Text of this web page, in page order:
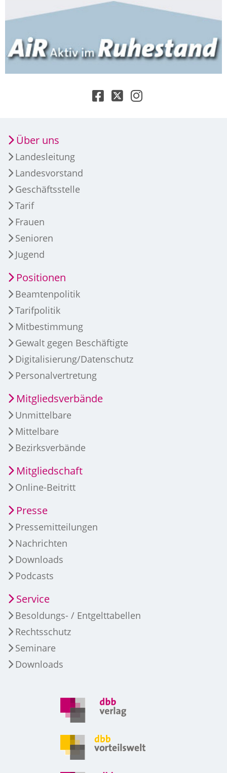
Über uns
Landesleitung
Landesvorstand
Geschäftsstelle
Tarif
Frauen
Senioren
Jugend
Positionen
Beamtenpolitik
Tarifpolitik
Mitbestimmung
Gewalt gegen Beschäftigte
Digitalisierung/Datenschutz
Personalvertretung
Mitgliedsverbände
Unmittelbare
Mittelbare
Bezirksverbände
Mitgliedschaft
Online-Beitritt
Presse
Pressemitteilungen
Nachrichten
Downloads
Podcasts
Service
Besoldungs- / Entgelttabellen
Rechtsschutz
Seminare
Downloads